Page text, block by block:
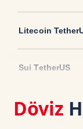
Litecoin
Sui TetherUS
Ripple TetherUS
Döviz